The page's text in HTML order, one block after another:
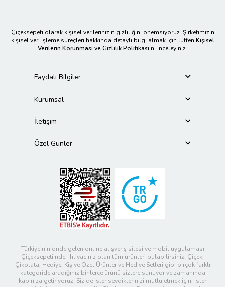
Çiçeksepeti olarak kişisel verilerinizin gizliliğini önemsiyoruz. Şirketimizin
kişisel veri işleme süreçleri hakkında detaylı bilgi almak için lütfen Kişisel
Verilerin Korunması ve Gizlilik Politikası’nı inceleyiniz.
Faydalı Bilgiler
Kurumsal
İletişim
Özel Günler
Türkiye’nin önde gelen online alışveriş sitesi ve mobil uygulaması
Çiçeksepeti’nde, ihtiyacınız olan tüm ürünleri bulabilirsiniz. Çiçek,
Çikolata, Hediye, Kişiye Özel Ürünler ve Hediye Setleri gibi birçok farklı
kategoride aradığınız binlerce ürünü sizlere sunuyor ve zamanında
kapınıza getiriyoruz! Siz de ister sevdiklerinizi mutlu etmek için, ister